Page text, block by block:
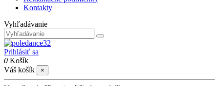
Kontakty
Vyhľadávanie
Prihlásiť sa
0 Košík
Váš košík
×